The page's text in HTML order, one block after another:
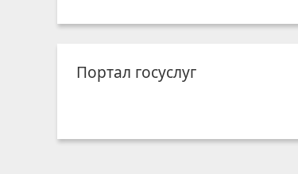
Портал госуслуг